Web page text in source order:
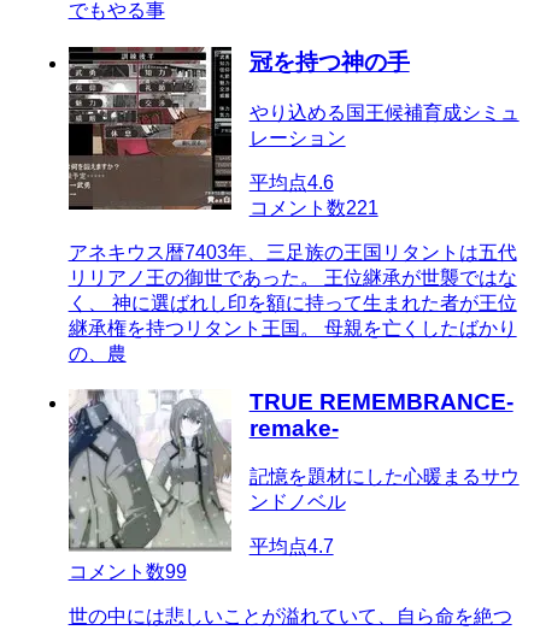
でもやる事
冠を持つ神の手
やり込める国王候補育成シミュ
レーション
平均点4.6
コメント数221
アネキウス暦7403年、三足族の王国リタントは五代
リリアノ王の御世であった。 王位継承が世襲ではな
く、 神に選ばれし印を額に持って生まれた者が王位
継承権を持つリタント王国。 母親を亡くしたばかり
の、農
TRUE REMEMBRANCE-
remake-
記憶を題材にした心暖まるサウ
ンドノベル
平均点4.7
コメント数99
世の中には悲しいことが溢れていて、自ら命を絶つ